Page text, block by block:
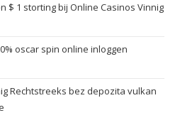
$ 1 storting bij Online Casinos Vinnig
oscar spin online inloggen
Rechtstreeks bez depozita vulkan